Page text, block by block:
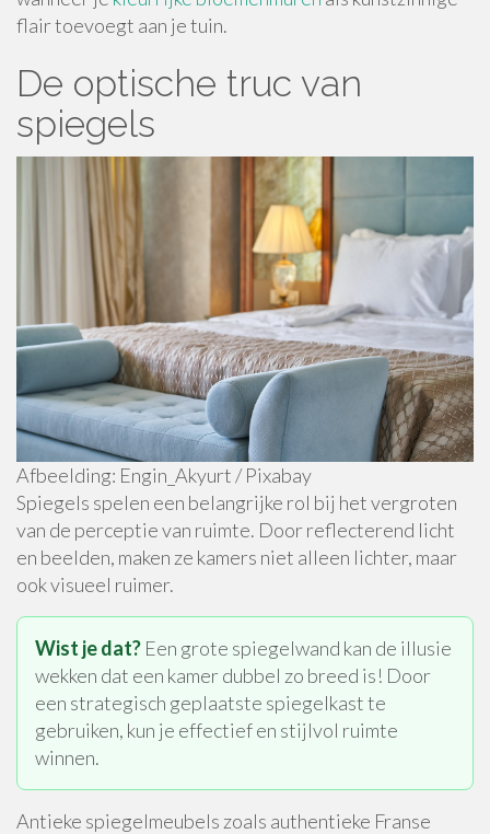
flair toevoegt aan je tuin.
De optische truc van
spiegels
Afbeelding: Engin_Akyurt / Pixabay
Spiegels spelen een belangrijke rol bij het vergroten
van de perceptie van ruimte. Door reflecterend licht
en beelden, maken ze kamers niet alleen lichter, maar
ook visueel ruimer.
Wist je dat? Een grote spiegelwand kan de illusie
wekken dat een kamer dubbel zo breed is! Door
een strategisch geplaatste spiegelkast te
gebruiken, kun je effectief en stijlvol ruimte
winnen.
Antieke spiegelmeubels zoals authentieke Franse